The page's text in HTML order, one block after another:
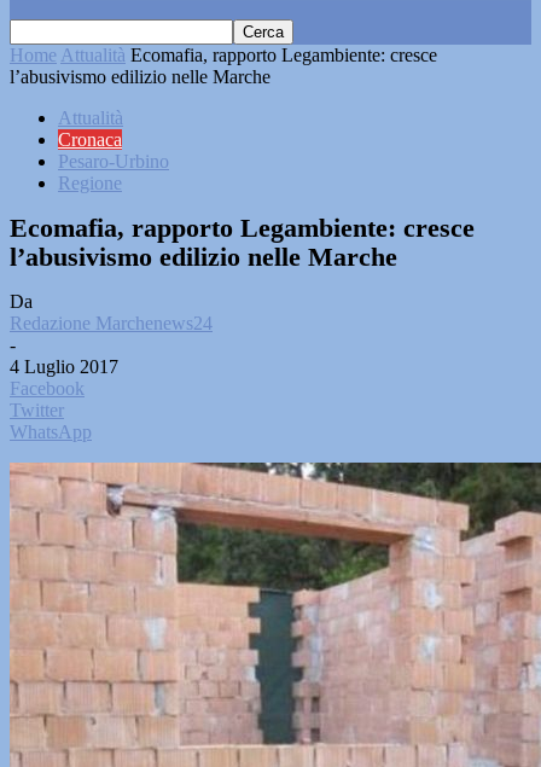
Home Attualità Ecomafia, rapporto Legambiente: cresce
l’abusivismo edilizio nelle Marche
Attualità
Cronaca
Pesaro-Urbino
Regione
Ecomafia, rapporto Legambiente: cresce
l’abusivismo edilizio nelle Marche
Da
Redazione Marchenews24
-
4 Luglio 2017
Facebook
Twitter
WhatsApp